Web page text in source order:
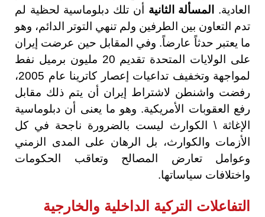
العادية.
المسألة الثانية أن تلك دبلوماسية لحظية لم
تدم التعاون بين الطرفين ولم تنهي التوتر الدائم، وهو
ما يعتبر حدثاً عارضاً. وفي المقابل حين عرضت إيران
على الولايات المتحدة تقديم 20 مليون برميل نفط
لمواجهة وتخفيف تداعيات إعصار كاترينا عام 2005،
رفضت واشنطن لاشتراط إيران أن يتم ذلك مقابل
رفع العقوبات الأمريكية. وهو ما يعنى أن دبلوماسية
الإغاثة \ الكوارث ليست بالضرورة ناجحة في كل
الأزمات والكوارث، بل الرهان على المدى الزمني
وعوامل تعارض المصالح وتعاقب الحكومات
واختلافات سياساتها.
التفاعلات التركية الداخلية والخارجية